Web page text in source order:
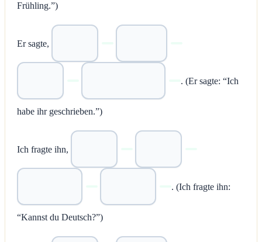
Frühling.”)
Er sagte,
. (Er sagte: “Ich
habe ihr geschrieben.”)
Ich fragte ihn,
. (Ich fragte ihn:
“Kannst du Deutsch?”)